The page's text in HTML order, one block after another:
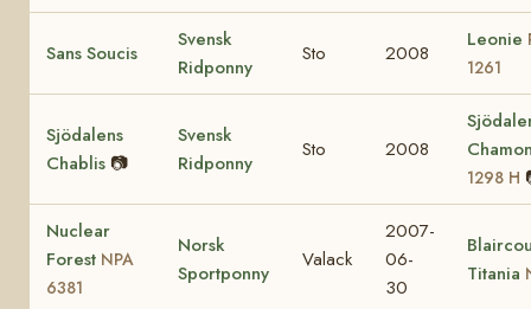
Sans Soucis
Svensk
Ridponny
Sto 2008
Leonie
1261
Sjödalens
Chablis 📷
Svensk
Ridponny
Sto 2008
1298 H
Nuclear
Forest NPA
6381
Norsk
Sportponny
Valack
2007-
06-
30
Titania